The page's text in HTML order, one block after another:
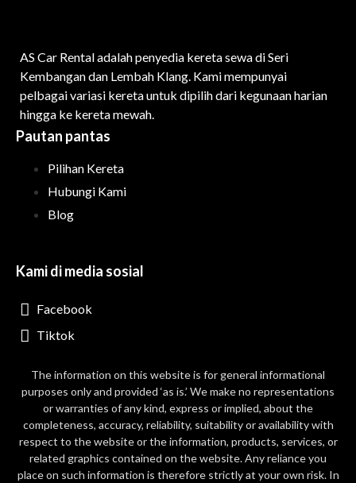
AS Car Rental adalah penyedia kereta sewa di Seri
Kembangan dan Lembah Klang. Kami mempunyai
pelbagai variasi kereta untuk dipilih dari kegunaan harian
hingga ke kereta mewah.
Pautan pantas
Pilihan Kereta
Hubungi Kami
Blog
Kami di media sosial
Facebook
Tiktok
The information on this website is for general informational
purposes only and provided ‘as is.’ We make no representations
or warranties of any kind, express or implied, about the
completeness, accuracy, reliability, suitability or availability with
respect to the website or the information, products, services, or
related graphics contained on the website. Any reliance you
place on such information is therefore strictly at your own risk. In